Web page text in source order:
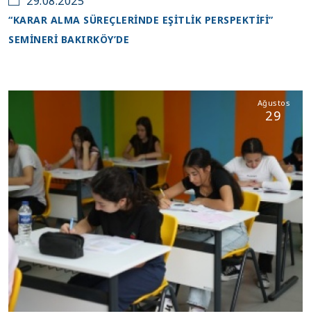
“KARAR ALMA SÜREÇLERİNDE EŞİTLİK PERSPEKTİFİ”
SEMİNERİ BAKIRKÖY’DE
Ağustos
29